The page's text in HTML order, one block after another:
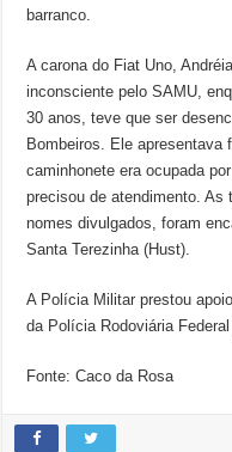
barranco.
A carona do Fiat Uno,
inconsciente pelo SAMU,
30 anos, teve que ser
Bombeiros. Ele apresentava
caminhonete era ocupada
precisou de atendimento.
nomes divulgados, foram
Santa Terezinha (Hust).
A Polícia Militar prestou
da Polícia Rodoviária
Fonte: Caco da Rosa